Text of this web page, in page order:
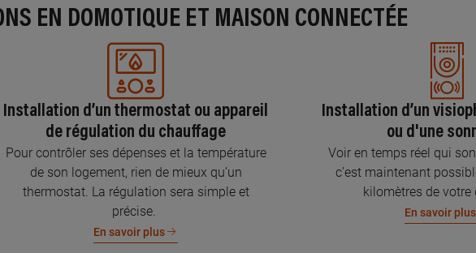
EN DOMOTIQUE ET MAISON CONNECTÉE
Installation d’un thermostat ou appareil
de régulation du chauffage
Pour contrôler ses dépenses et la température
de son logement, rien de mieux qu’un
thermostat. La régulation sera simple et
précise.
En savoir plus
Installation d’un
ou d'une
Voir en temps réel qui
c’est maintenant
kilomètres de votre
En savoir plus